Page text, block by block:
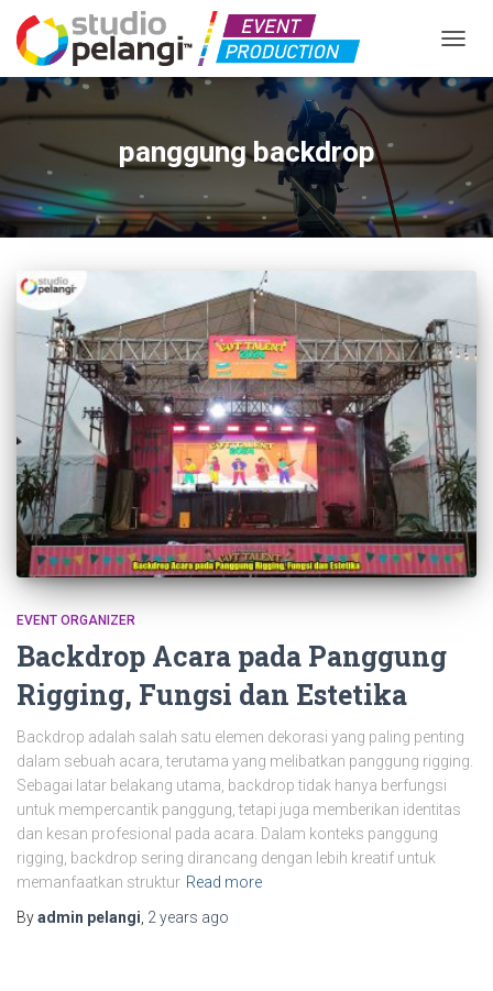
panggung backdrop
EVENT ORGANIZER
Backdrop Acara pada Panggung
Rigging, Fungsi dan Estetika
Backdrop adalah salah satu elemen dekorasi yang paling penting
dalam sebuah acara, terutama yang melibatkan panggung rigging.
Sebagai latar belakang utama, backdrop tidak hanya berfungsi
untuk mempercantik panggung, tetapi juga memberikan identitas
dan kesan profesional pada acara. Dalam konteks panggung
rigging, backdrop sering dirancang dengan lebih kreatif untuk
memanfaatkan struktur Read more
Byadmin pelangi 2 years ago